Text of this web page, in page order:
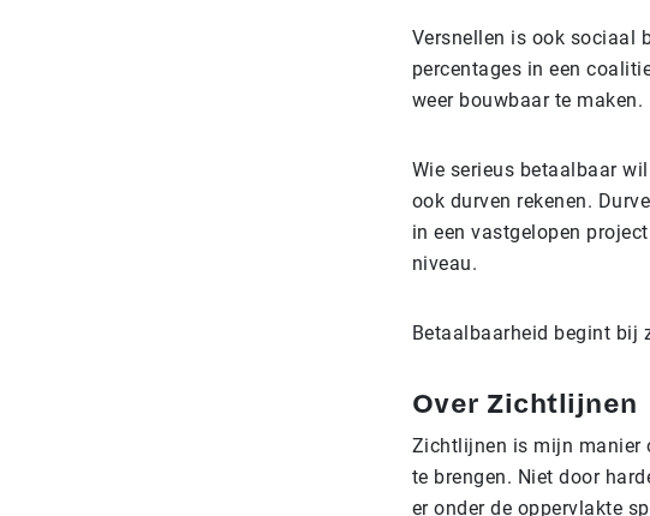
Versnellen is ook sociaal
percentages in een
weer bouwbaar te maken.
Wie serieus betaalbaar
ook durven rekenen.
in een vastgelopen
niveau.
Betaalbaarheid begint bij
Over Zichtlijnen
Zichtlijnen is mijn manier
te brengen. Niet door
er onder de oppervlakte